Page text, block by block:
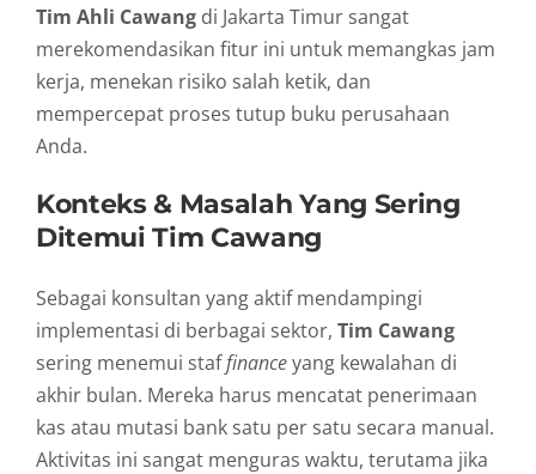
Tim Ahli Cawang di Jakarta Timur sangat
merekomendasikan fitur ini untuk memangkas jam
kerja, menekan risiko salah ketik, dan
mempercepat proses tutup buku perusahaan
Anda.
Konteks & Masalah Yang Sering
Ditemui Tim Cawang
Sebagai konsultan yang aktif mendampingi
implementasi di berbagai sektor, Tim Cawang
sering menemui staffinanceyang kewalahan di
akhir bulan. Mereka harus mencatat penerimaan
kas atau mutasi bank satu per satu secara manual.
Aktivitas ini sangat menguras waktu, terutama jika